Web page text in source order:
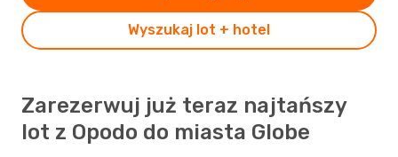
Wyszukaj lot + hotel
Zarezerwuj już teraz najtańszy
lot z Opodo do miasta Globe